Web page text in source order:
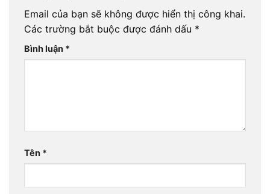
Email của bạn sẽ không được hiển thị công khai.
Các trường bắt buộc được đánh dấu *
Bình luận *
Tên *